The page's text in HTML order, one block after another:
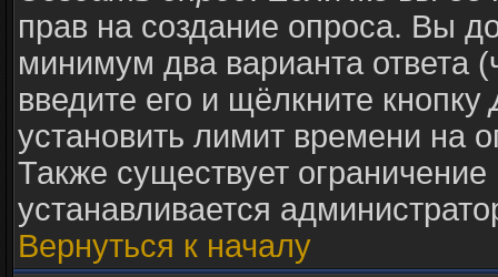
прав на создание опроса. Вы
минимум два варианта ответа
введите его и щёлкните кнопку
установить лимит времени на
Также существует
устанавливается
Вернуться к началу